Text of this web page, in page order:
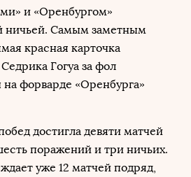
и «Оренбургом»
ничьей. Самым заметным
красная карточка
Гогуа за фол
форварде «Оренбурга»
достигла девяти матчей
поражений и три ничьих.
уже 12 матчей подряд,